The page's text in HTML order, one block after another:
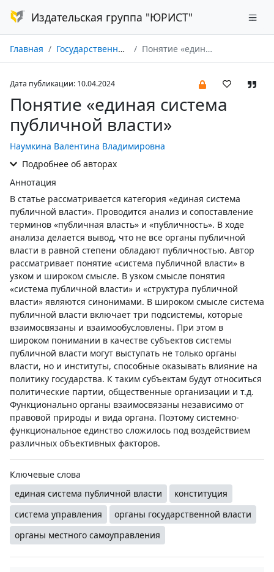
Издательская группа "ЮРИСТ"
Главная Государственная власть и местное самоуправление № 04/2024 Понятие «единая система публичной власти»
Дата публикации: 10.04.2024
Понятие «единая система
публичной власти»
Наумкина Валентина Владимировна
Подробнее об авторах
Аннотация
В статье рассматривается категория «единая система
публичной власти». Проводится анализ и сопоставление
терминов «публичная власть» и «публичность». В ходе
анализа делается вывод, что не все органы публичной
власти в равной степени обладают публичностью. Автор
рассматривает понятие «система публичной власти» в
узком и широком смысле. В узком смысле понятия
«система публичной власти» и «структура публичной
власти» являются синонимами. В широком смысле система
публичной власти включает три подсистемы, которые
взаимосвязаны и взаимообусловлены. При этом в
широком понимании в качестве субъектов системы
публичной власти могут выступать не только органы
власти, но и институты, способные оказывать влияние на
политику государства. К таким субъектам будут относиться
политические партии, общественные организации и т.д.
Функционально органы взаимосвязаны независимо от
правовой природы и вида органа. Поэтому системно-
функциональное единство сложилось под воздействием
различных объективных факторов.
Ключевые слова
единая система публичной власти
конституция
система управления
органы государственной власти
органы местного самоуправления